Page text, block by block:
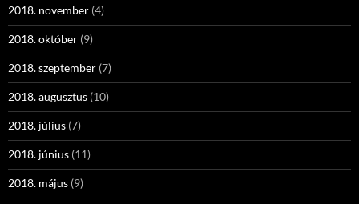
2018. november (4)
2018. október (9)
2018. szeptember (7)
2018. augusztus (10)
2018. július (7)
2018. június (11)
2018. május (9)